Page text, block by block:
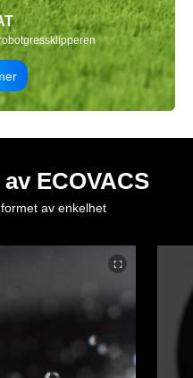
ECOVACS
av enkelhet